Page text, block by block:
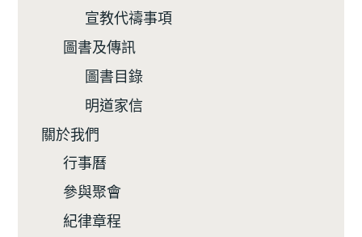
宣教代禱事項
圖書及傳訊
圖書目錄
明道家信
關於我們
行事曆
參與聚會
紀律章程